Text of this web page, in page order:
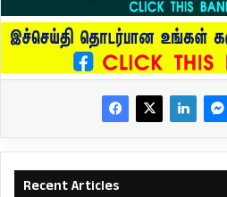
Recent Articles